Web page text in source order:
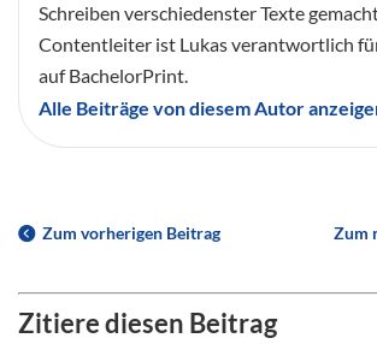
Schreiben verschiedenster Texte
Contentleiter ist Lukas verantwortlich
auf BachelorPrint.
Alle Beiträge von diesem Autor
Zum vorherigen Beitrag Zum
Zitiere diesen Beitrag